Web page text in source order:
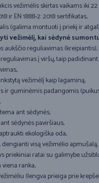
vežimėlis skirtas vaikams iki 22
ir EN 1888-2: 2018 sertifikatas,
(galima montuoti į priekį ir
vežimėlį, kai sėdynė
aukščio reguliavimas (kreipiantis),
į viršų, taip
vežimėlį kaip lagaminą,
ir guminėmis padangomis
ant sėdynės,
sėdynės paviršiaus,
ekologiška oda,
visą vežimėlio apmušalą,
priekiniai ratai su galimybe
ranka,
(lengva prieiga prie